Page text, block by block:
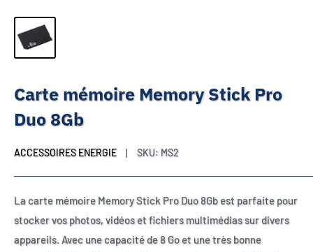
Carte mémoire Memory Stick Pro
Duo 8Gb
ACCESSOIRES ENERGIE SKU: MS2
La carte mémoire Memory Stick Pro Duo 8Gb est parfaite pour
stocker vos photos, vidéos et fichiers multimédias sur divers
appareils. Avec une capacité de 8 Go et une très bonne